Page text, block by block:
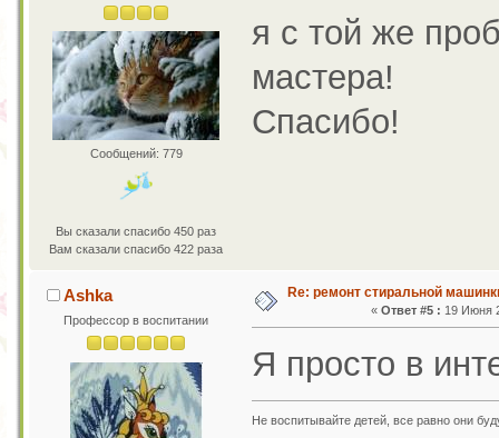
Сообщений: 779
Вы сказали спасибо 450 раз
Вам сказали спасибо 422 раза
я с той же
мастера!
Спасибо!
Ashka
Профессор в воспитании
Re: ремонт стиральной
« Ответ #5 : 19 Июня
Я просто в
Не воспитывайте детей, все равно они